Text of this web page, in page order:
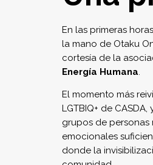
En las primeras
la mano de Otaku
cortesía de la
Energía Humana
El momento más
LGTBIQ+ de CASDA,
grupos de personas
emocionales
donde la